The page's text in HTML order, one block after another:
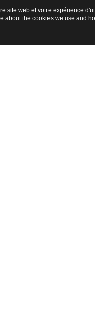
site web et votre expérience
about the cookies we use and